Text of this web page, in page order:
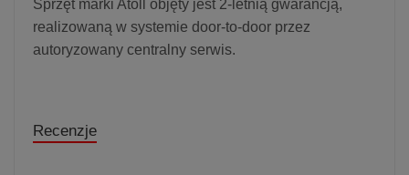
Sprzęt marki Atoll objęty jest 2-letnią gwarancją,
realizowaną w systemie door-to-door przez
autoryzowany centralny serwis.
Recenzje